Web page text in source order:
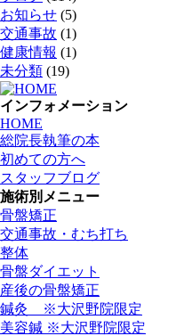
お知らせ (5)
交通事故 (1)
健康情報 (1)
未分類 (19)
インフォメーション
HOME
総院長執筆の本
初めての方へ
スタッフブログ
施術別メニュー
骨盤矯正
交通事故・むち打ち
整体
骨盤ダイエット
産後の骨盤矯正
鍼灸 ※大沢野院限定
美容鍼 ※大沢野院限定